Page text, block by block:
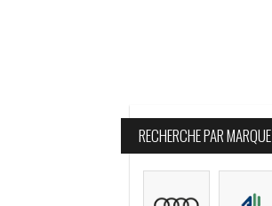
RECHERCHE PAR MARQUE